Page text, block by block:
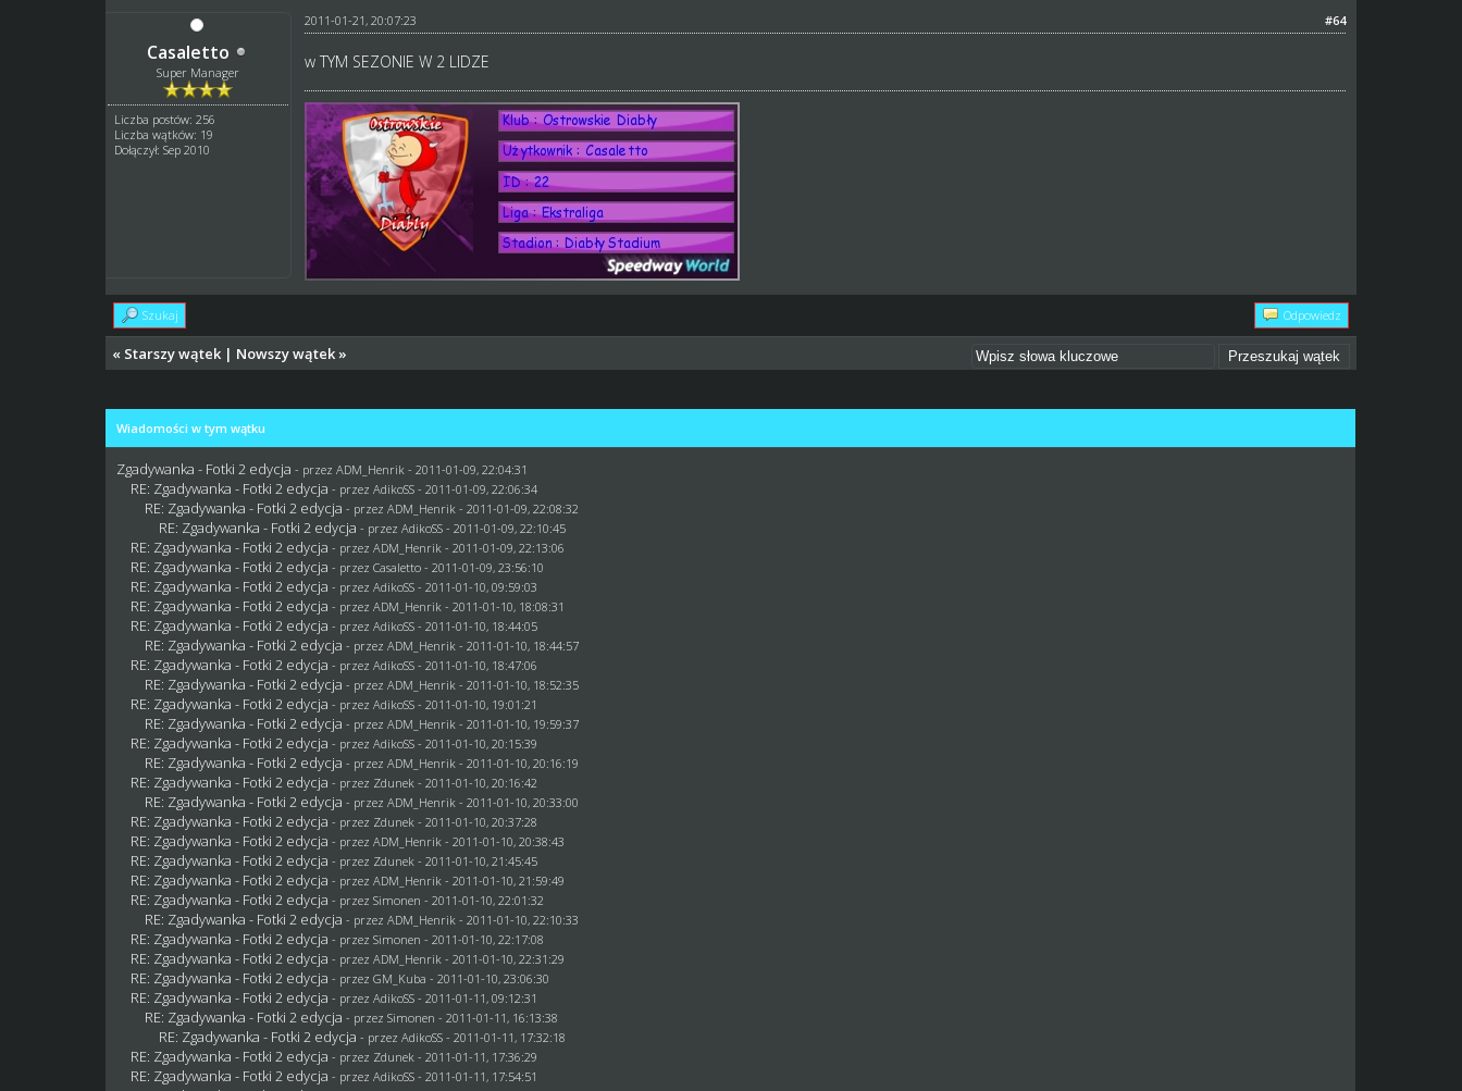
Casaletto
Super Manager
Liczba postów: 256
Liczba wątków: 19
Dołączył: Sep 2010
#64
2011-01-21, 20:07:23
w TYM SEZONIE W 2 LIDZE
Szukaj Odpowiedz
« Starszy wątek | Nowszy wątek »
Wiadomości w tym wątku
Zgadywanka - Fotki 2 edycja - przezADM_Henrik - 2011-01-09, 22:04:31
RE: Zgadywanka - Fotki 2 edycja - przez AdikoSS - 2011-01-09, 22:06:34
RE: Zgadywanka - Fotki 2 edycja - przezADM_Henrik - 2011-01-09, 22:08:32
RE: Zgadywanka - Fotki 2 edycja - przez AdikoSS - 2011-01-09, 22:10:45
RE: Zgadywanka - Fotki 2 edycja - przezADM_Henrik - 2011-01-09, 22:13:06
RE: Zgadywanka - Fotki 2 edycja - przezCasaletto - 2011-01-09, 23:56:10
RE: Zgadywanka - Fotki 2 edycja - przez AdikoSS - 2011-01-10, 09:59:03
RE: Zgadywanka - Fotki 2 edycja - przezADM_Henrik - 2011-01-10, 18:08:31
RE: Zgadywanka - Fotki 2 edycja - przez AdikoSS - 2011-01-10, 18:44:05
RE: Zgadywanka - Fotki 2 edycja - przezADM_Henrik - 2011-01-10, 18:44:57
RE: Zgadywanka - Fotki 2 edycja - przez AdikoSS - 2011-01-10, 18:47:06
RE: Zgadywanka - Fotki 2 edycja - przezADM_Henrik - 2011-01-10, 18:52:35
RE: Zgadywanka - Fotki 2 edycja - przez AdikoSS - 2011-01-10, 19:01:21
RE: Zgadywanka - Fotki 2 edycja - przezADM_Henrik - 2011-01-10, 19:59:37
RE: Zgadywanka - Fotki 2 edycja - przez AdikoSS - 2011-01-10, 20:15:39
RE: Zgadywanka - Fotki 2 edycja - przezADM_Henrik - 2011-01-10, 20:16:19
RE: Zgadywanka - Fotki 2 edycja - przez Zdunek - 2011-01-10, 20:16:42
RE: Zgadywanka - Fotki 2 edycja - przezADM_Henrik - 2011-01-10, 20:33:00
RE: Zgadywanka - Fotki 2 edycja - przez Zdunek - 2011-01-10, 20:37:28
RE: Zgadywanka - Fotki 2 edycja - przezADM_Henrik - 2011-01-10, 20:38:43
RE: Zgadywanka - Fotki 2 edycja - przez Zdunek - 2011-01-10, 21:45:45
RE: Zgadywanka - Fotki 2 edycja - przezADM_Henrik - 2011-01-10, 21:59:49
RE: Zgadywanka - Fotki 2 edycja - przezSimonen - 2011-01-10, 22:01:32
RE: Zgadywanka - Fotki 2 edycja - przezADM_Henrik - 2011-01-10, 22:10:33
RE: Zgadywanka - Fotki 2 edycja - przezSimonen - 2011-01-10, 22:17:08
RE: Zgadywanka - Fotki 2 edycja - przezADM_Henrik - 2011-01-10, 22:31:29
RE: Zgadywanka - Fotki 2 edycja - przezGM_Kuba - 2011-01-10, 23:06:30
RE: Zgadywanka - Fotki 2 edycja - przez AdikoSS - 2011-01-11, 09:12:31
RE: Zgadywanka - Fotki 2 edycja - przezSimonen - 2011-01-11, 16:13:38
RE: Zgadywanka - Fotki 2 edycja - przez AdikoSS - 2011-01-11, 17:32:18
RE: Zgadywanka - Fotki 2 edycja - przez Zdunek - 2011-01-11, 17:36:29
RE: Zgadywanka - Fotki 2 edycja - przez AdikoSS - 2011-01-11, 17:54:51